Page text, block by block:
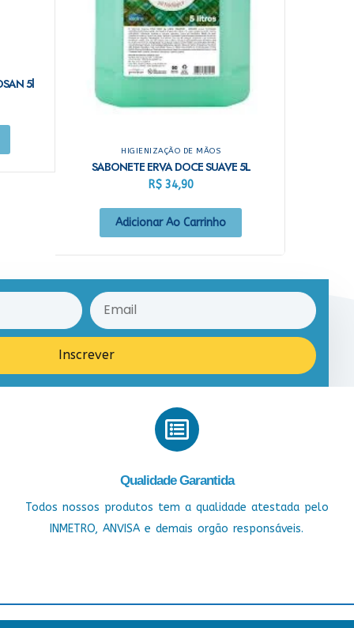
5l
HIGIENIZAÇÃO DE MÃOS
SABONETE ERVA DOCE SUAVE 5L
R$34,90
Adicionar Ao Carrinho
Inscrever
Qualidade Garantida
Todos nossos produtos tem a qualidade atestada pelo
INMETRO, ANVISA e demais orgão responsáveis.